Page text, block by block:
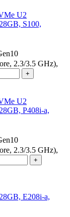
U2
S100,
2.3/3.5 GHz),
+
U2
P408i-a,
2.3/3.5 GHz),
+
E208i-a,